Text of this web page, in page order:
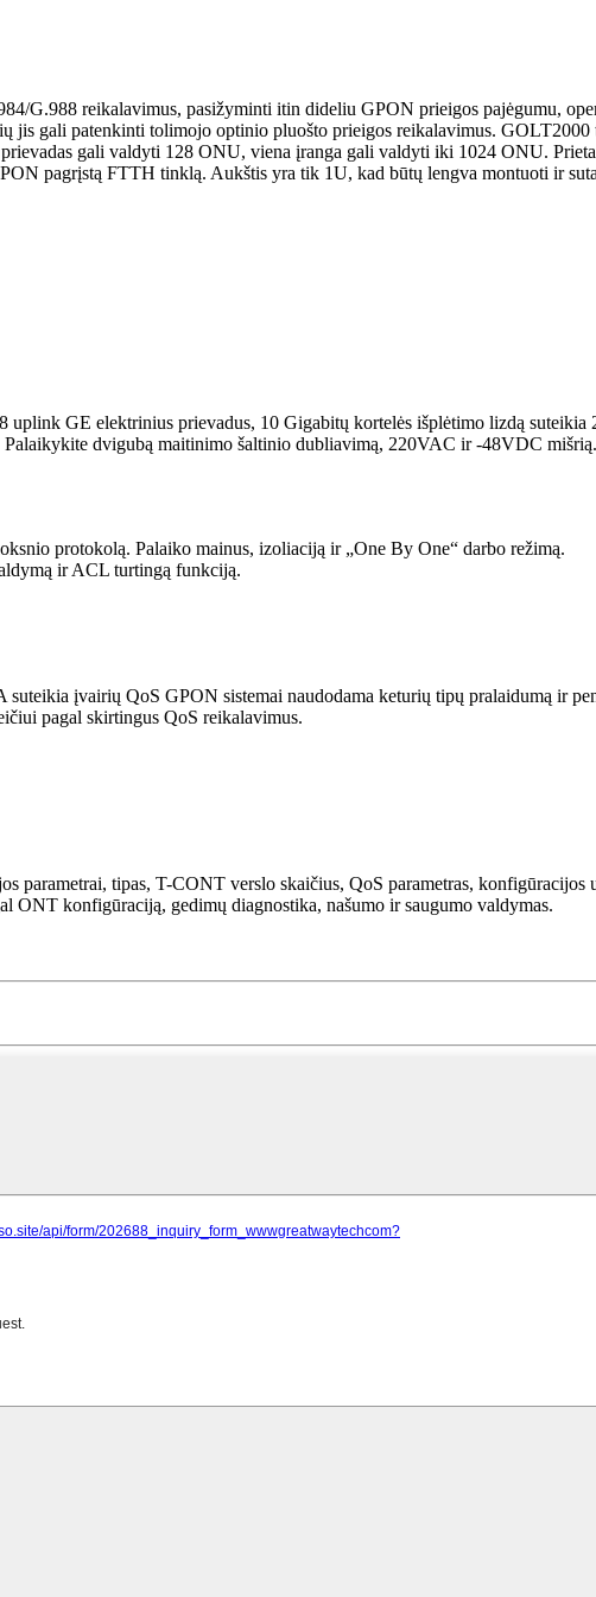
G.988 reikalavimus, pasižyminti itin dideliu GPON prieigos pajėgumu,
jis gali patenkinti tolimojo optinio pluošto prieigos reikalavimus.
gali valdyti 128 ONU, viena įranga gali valdyti iki 1024 ONU.
pagrįstą FTTH tinklą. Aukštis yra tik 1U, kad būtų lengva montuoti ir
GE elektrinius prievadus, 10 Gigabitų kortelės išplėtimo lizdą
dvigubą maitinimo šaltinio dubliavimą, 220VAC ir -48VDC mišrią.
protokolą. Palaiko mainus, izoliaciją ir „One By One“ darbo režimą.
ir ACL turtingą funkciją.
įvairių QoS GPON sistemai naudodama keturių tipų pralaidumą ir
pagal skirtingus QoS reikalavimus.
tipas, T-CONT verslo skaičius, QoS parametras, konfigūracijos
ONT konfigūraciją, gedimų diagnostika, našumo ir saugumo valdymas.